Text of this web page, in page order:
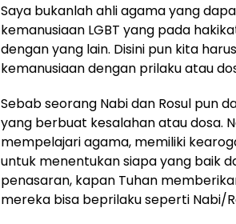
Saya bukanlah ahli agama yang
kemanusiaan LGBT yang pada
dengan yang lain. Disini pun kita
kemanusiaan dengan prilaku atau
Sebab seorang Nabi dan Rosul pun
yang berbuat kesalahan atau dosa.
mempelajari agama, memiliki
untuk menentukan siapa yang baik
penasaran, kapan Tuhan
mereka bisa beprilaku seperti Nabi/